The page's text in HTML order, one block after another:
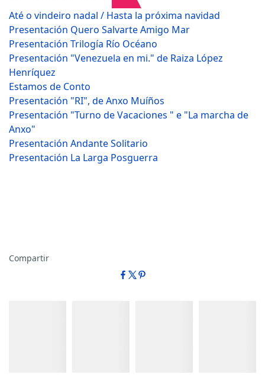
Até o vindeiro nadal / Hasta la próxima navidad
Presentación Quero Salvarte Amigo Mar
Presentación Trilogía Río Océano
Presentación "Venezuela en mi." de Raiza López
Henríquez
Estamos de Conto
Presentación "RI", de Anxo Muíños
Presentación "Turno de Vacaciones " e "La marcha de
Anxo"
Presentación Andante Solitario
Presentación La Larga Posguerra
Compartir